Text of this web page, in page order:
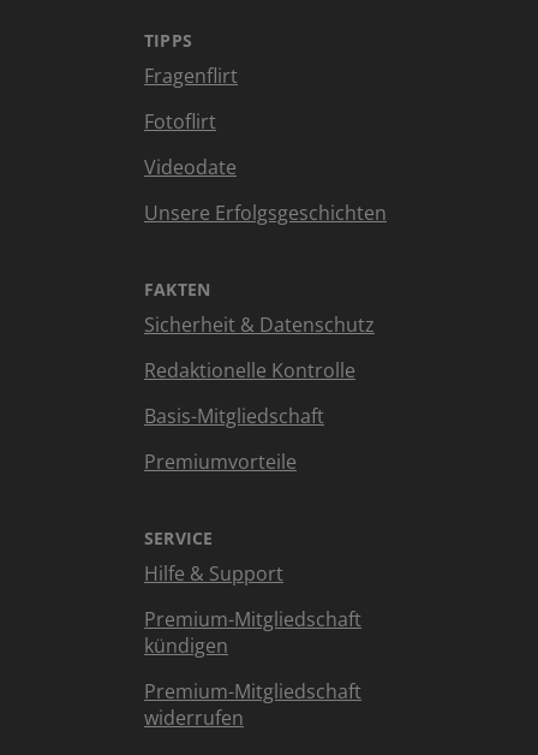
TIPPS
Fragenflirt
Fotoflirt
Videodate
Unsere Erfolgsgeschichten
FAKTEN
Sicherheit & Datenschutz
Redaktionelle Kontrolle
Basis-Mitgliedschaft
Premiumvorteile
SERVICE
Hilfe & Support
Premium-Mitgliedschaft
kündigen
Premium-Mitgliedschaft
widerrufen